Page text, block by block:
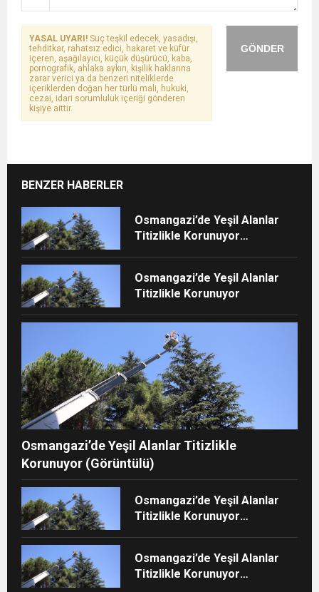
GÖNDER
YASAL UYARI! Suç teşkil edecek, yasadışı,
tehditkar, rahatsız edici, hakaret ve küfür
içeren, aşağılayıcı, küçük düşürücü, kaba,
pornografik, ahlaka aykırı, kişilik haklarına
zarar verici ya da benzeri niteliklerde
içeriklerden doğan her türlü mali, hukuki,
cezai, idari sorumluluk içeriği gönderen
kişiye aittir.
BENZER HABERLER
Osmangazi’de Yeşil Alanlar
Titizlikle Korunuyor
Osmangazi’de Yeşil Alanlar
Titizlikle Korunuyor
Osmangazi’de Yeşil Alanlar Titizlikle
Korunuyor (Görüntülü)
Osmangazi’de Yeşil Alanlar
Titizlikle Korunuyor
Osmangazi’de Yeşil Alanlar
Titizlikle Korunuyor